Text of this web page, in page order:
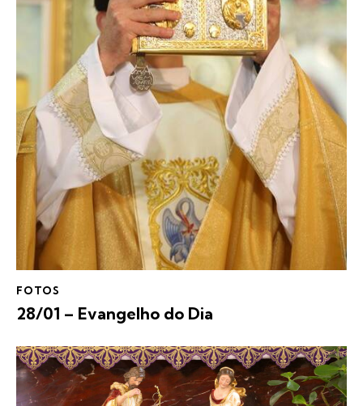
FOTOS
28/01 – Evangelho do Dia